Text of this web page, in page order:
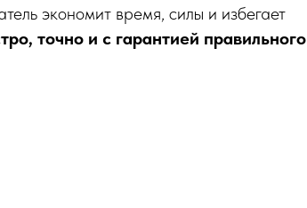
экономит время, силы и избегает
точно и с гарантией правильного